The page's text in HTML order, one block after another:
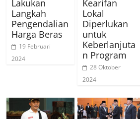
Lakukan
Langkah
Pengendalian
Harga Beras
19 Februari
2024
Kearifan
Lokal
Diperlukan
untuk
Keberlanjuta
n Program
28 Oktober
2024